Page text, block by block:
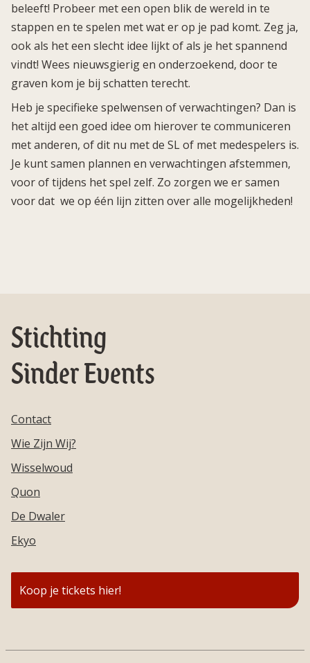
beleeft! Probeer met een open blik de wereld in te
stappen en te spelen met wat er op je pad komt. Zeg ja,
ook als het een slecht idee lijkt of als je het spannend
vindt! Wees nieuwsgierig en onderzoekend, door te
graven kom je bij schatten terecht.
Heb je specifieke spelwensen of verwachtingen? Dan is
het altijd een goed idee om hierover te communiceren
met anderen, of dit nu met de SL of met medespelers is.
Je kunt samen plannen en verwachtingen afstemmen,
voor of tijdens het spel zelf. Zo zorgen we er samen
voor dat we op één lijn zitten over alle mogelijkheden!
Stichting
Sinder Events
Contact
Wie Zijn Wij?
Wisselwoud
Quon
De Dwaler
Ekyo
Koop je tickets hier!